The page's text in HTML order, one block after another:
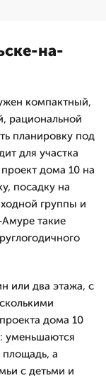
на-
компактный,
рациональной
планировку под
для участка
дома 10 на
посадку на
группы и
такие
или два этажа, с
дома 10
уменьшаются
а
с детьми и